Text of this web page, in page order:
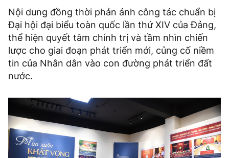
Nội dung đồng thời phản ánh công tác chuẩn bị
Đại hội đại biểu toàn quốc lần thứ XIV của Đảng,
thể hiện quyết tâm chính trị và tầm nhìn chiến
lược cho giai đoạn phát triển mới, củng cố niềm
tin của Nhân dân vào con đường phát triển đất
nước.